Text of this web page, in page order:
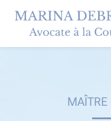
content
MAÎTRE